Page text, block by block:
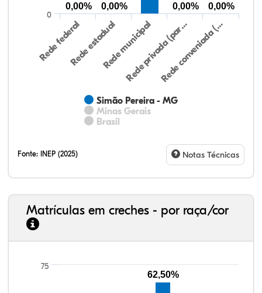
Simão Pereira - MG
Minas Gerais
Brasil
Rede federalRede estadualRede municipal
Rede privada (par…Rede conveniada (…
0
0,00% 0,00% 0,00% 0,00%
Fonte: INEP (2025) Notas Técnicas
Matrículas em creches - por raça/cor
75
62,50%